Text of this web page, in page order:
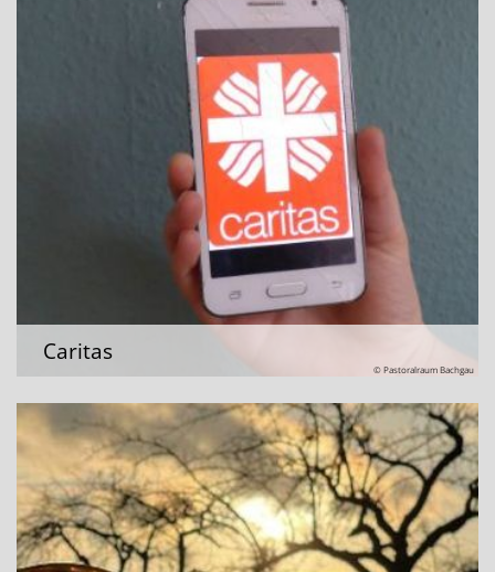
Caritas
© Pastoralraum Bachgau